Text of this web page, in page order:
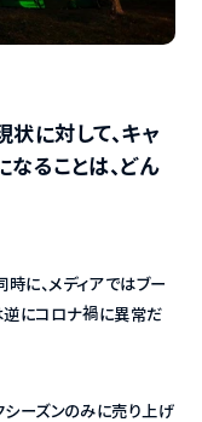
に対して、キャ
ることは、どん
に、メディアではブー
逆にコロナ禍に異常だ
ーズンのみに売り上げ